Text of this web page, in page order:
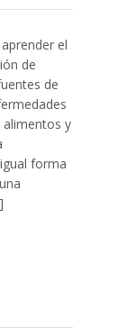
el
de
de
alimentos y
forma